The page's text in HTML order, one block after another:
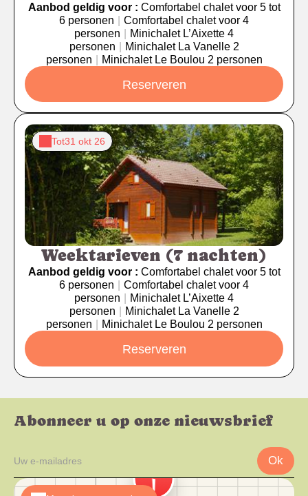
Aanbod geldig voor : Comfortabel chalet voor 5 tot
6 personen
Comfortabel chalet voor 4
personen
Minichalet L’Aixette 4
personen
Minichalet La Vanelle 2
personen
Minichalet Le Boulou 2 personen
Reserveren
Tot31 okt 26
Weektarieven (7 nachten)
Aanbod geldig voor : Comfortabel chalet voor 5 tot
6 personen
Comfortabel chalet voor 4
personen
Minichalet L’Aixette 4
personen
Minichalet La Vanelle 2
personen
Minichalet Le Boulou 2 personen
Reserveren
Abonneer u op onze nieuwsbrief
Ok